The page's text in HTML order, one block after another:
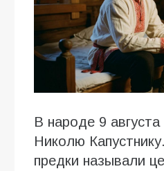
В народе 9
Николю
предки называли